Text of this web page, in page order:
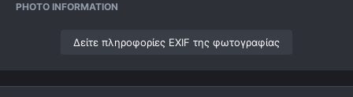
PHOTO INFORMATION
Δείτε πληροφορίες EXIF της φωτογραφίας